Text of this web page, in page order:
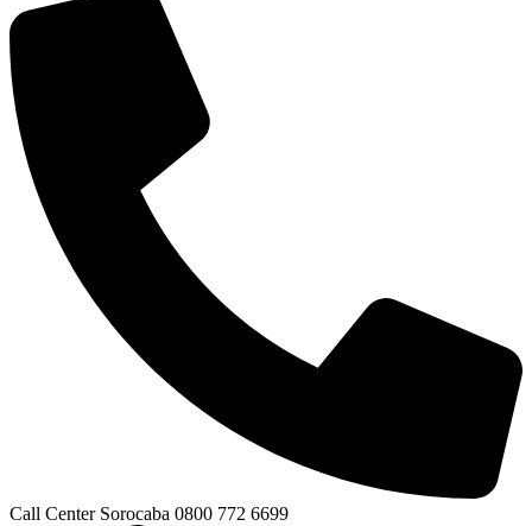
Call Center Sorocaba 0800 772 6699